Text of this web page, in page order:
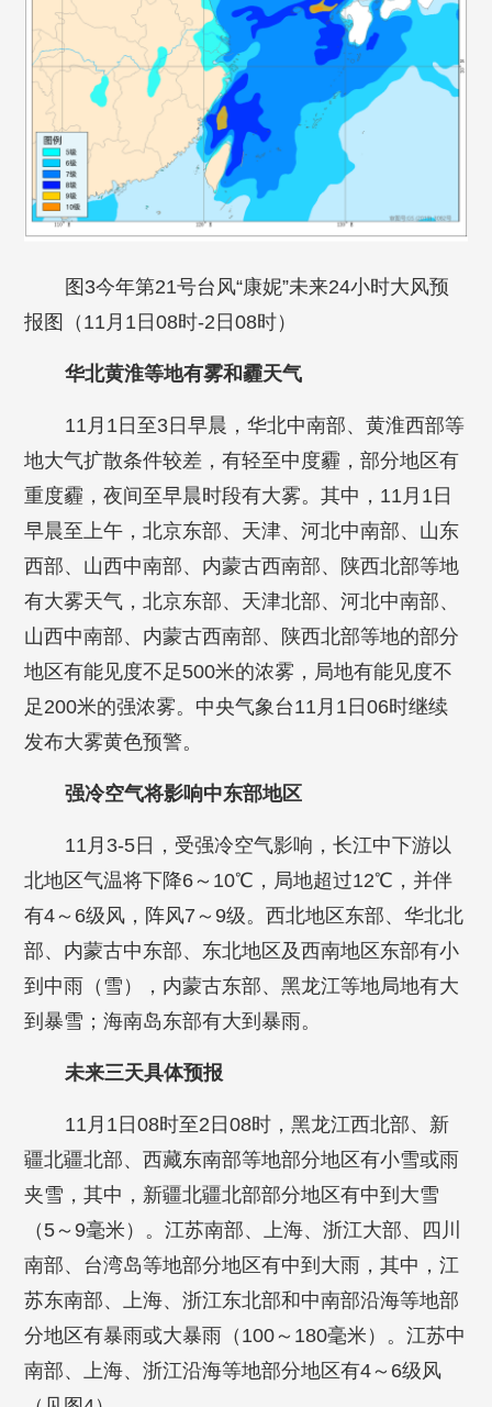
图3今年第21号台风“康妮”未来24小时大风预
报图（11月1日08时-2日08时）
华北黄淮等地有雾和霾天气
11月1日至3日早晨，华北中南部、黄淮西部等
地大气扩散条件较差，有轻至中度霾，部分地区有
重度霾，夜间至早晨时段有大雾。其中，11月1日
早晨至上午，北京东部、天津、河北中南部、山东
西部、山西中南部、内蒙古西南部、陕西北部等地
有大雾天气，北京东部、天津北部、河北中南部、
山西中南部、内蒙古西南部、陕西北部等地的部分
地区有能见度不足500米的浓雾，局地有能见度不
足200米的强浓雾。中央气象台11月1日06时继续
发布大雾黄色预警。
强冷空气将影响中东部地区
11月3-5日，受强冷空气影响，长江中下游以
北地区气温将下降6～10℃，局地超过12℃，并伴
有4～6级风，阵风7～9级。西北地区东部、华北北
部、内蒙古中东部、东北地区及西南地区东部有小
到中雨（雪），内蒙古东部、黑龙江等地局地有大
到暴雪；海南岛东部有大到暴雨。
未来三天具体预报
11月1日08时至2日08时，黑龙江西北部、新
疆北疆北部、西藏东南部等地部分地区有小雪或雨
夹雪，其中，新疆北疆北部部分地区有中到大雪
（5～9毫米）。江苏南部、上海、浙江大部、四川
南部、台湾岛等地部分地区有中到大雨，其中，江
苏东南部、上海、浙江东北部和中南部沿海等地部
分地区有暴雨或大暴雨（100～180毫米）。江苏中
南部、上海、浙江沿海等地部分地区有4～6级风